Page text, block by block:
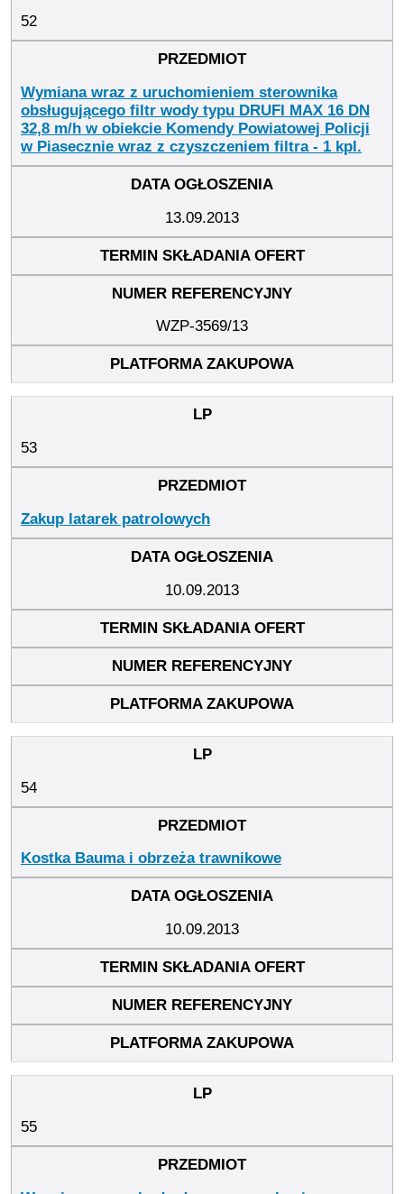
52
Wymiana wraz z uruchomieniem sterownika
obsługującego filtr wody typu DRUFI MAX 16 DN
32,8 m/h w obiekcie Komendy Powiatowej Policji
w Piasecznie wraz z czyszczeniem filtra - 1 kpl.
13.09.2013
WZP-3569/13
53
Zakup latarek patrolowych
10.09.2013
54
Kostka Bauma i obrzeża trawnikowe
10.09.2013
55